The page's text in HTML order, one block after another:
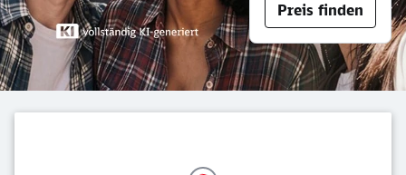
Preis finden